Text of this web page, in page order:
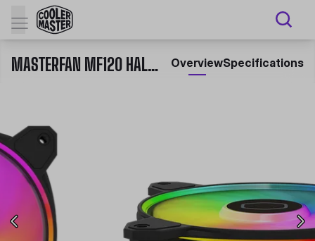
MASTERFAN MF120 HALO² CASE FAN OverviewSpecifications